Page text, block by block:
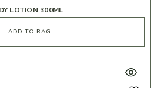
LOTION 300ML
ADD TO BAG